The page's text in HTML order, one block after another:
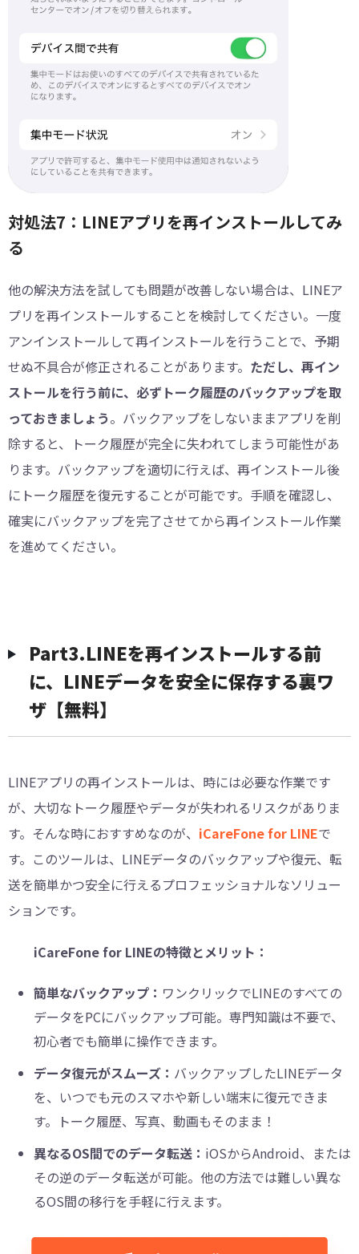
対処法7：LINEアプリを再インストールしてみ
る
他の解決方法を試しても問題が改善しない場合は、LINEア
プリを再インストールすることを検討してください。一度
アンインストールして再インストールを行うことで、予期
せぬ不具合が修正されることがあります。 ただし、再イン
ストールを行う前に、必ずトーク履歴のバックアップを取
っておきましょう。バックアップをしないままアプリを削
除すると、トーク履歴が完全に失われてしまう可能性があ
ります。バックアップを適切に行えば、再インストール後
にトーク履歴を復元することが可能です。手順を確認し、
確実にバックアップを完了させてから再インストール作業
を進めてください。
︎︎Part3.LINEを再インストールする前
に、LINEデータを安全に保存する裏ワ
ザ【無料】
LINEアプリの再インストールは、時には必要な作業です
が、大切なトーク履歴やデータが失われるリスクがありま
す。そんな時におすすめなのが、 iCareFone for LINEで
す。このツールは、LINEデータのバックアップや復元、転
送を簡単かつ安全に行えるプロフェッショナルなソリュー
ションです。
iCareFone for LINEの特徴とメリット：
簡単なバックアップ： ワンクリックでLINEのすべての
データをPCにバックアップ可能。専門知識は不要で、
初心者でも簡単に操作できます。
データ復元がスムーズ： バックアップしたLINEデータ
を、いつでも元のスマホや新しい端末に復元できま
す。トーク履歴、写真、動画もそのまま！
異なるOS間でのデータ転送： iOSからAndroid、または
その逆のデータ転送が可能。他の方法では難しい異な
るOS間の移行を手軽に行えます。